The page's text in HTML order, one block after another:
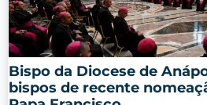
Bispo da Diocese de
bispos de recente